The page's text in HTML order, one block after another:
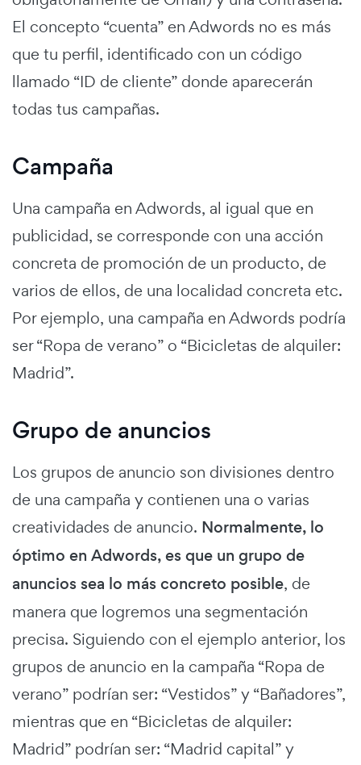
El concepto “cuenta” en Adwords no es más
que tu perfil, identificado con un código
llamado “ID de cliente” donde aparecerán
todas tus campañas.
Campaña
Una campaña en Adwords, al igual que en
publicidad, se corresponde con una acción
concreta de promoción de un producto, de
varios de ellos, de una localidad concreta etc.
Por ejemplo, una campaña en Adwords podría
ser “Ropa de verano” o “Bicicletas de alquiler:
Madrid”.
Grupo de anuncios
Los grupos de anuncio son divisiones dentro
de una campaña y contienen una o varias
creatividades de anuncio. Normalmente, lo
óptimo en Adwords, es que un grupo de
anuncios sea lo más concreto posible, de
manera que logremos una segmentación
precisa. Siguiendo con el ejemplo anterior, los
grupos de anuncio en la campaña “Ropa de
verano” podrían ser: “Vestidos” y “Bañadores”,
mientras que en “Bicicletas de alquiler:
Madrid” podrían ser: “Madrid capital” y